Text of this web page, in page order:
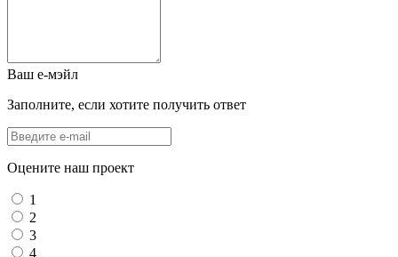
Ваш е-мэйл
Заполните, если хотите получить ответ
Оцените наш проект
1
2
3
4